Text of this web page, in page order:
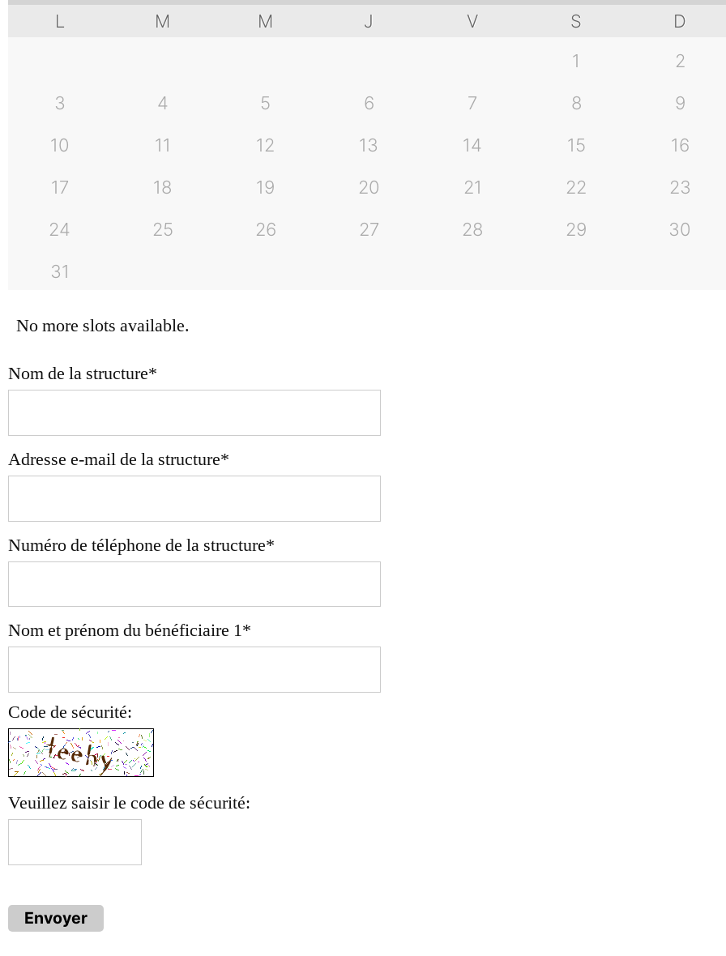
L M M J V S
D
1
2
3
4 5 6 7 8
9
10
11 12 13 14 15
16
17
18 19 20 21 22
23
24
25 26 27 28 29
30
31
No more slots available.
Nom de la structure*
Adresse e-mail de la structure*
Numéro de téléphone de la structure*
Nom et prénom du bénéficiaire 1*
Code de sécurité:
Veuillez saisir le code de sécurité:
Envoyer